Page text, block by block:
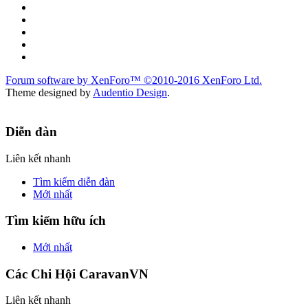
Forum software by XenForo™ ©2010-2016 XenForo Ltd.
Theme designed by Audentio Design.
Diễn đàn
Liên kết nhanh
Tìm kiếm diễn đàn
Mới nhất
Tìm kiếm hữu ích
Mới nhất
Các Chi Hội CaravanVN
Liên kết nhanh